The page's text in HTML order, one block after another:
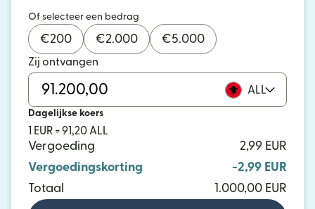
Of selecteer een bedrag
€200 €2.000 €5.000
Zij ontvangen
ALL
Dagelijkse koers
1 EUR = 91,20 ALL
Vergoeding
2,99 EUR
Vergoedingskorting
-2,99 EUR
Totaal
1.000,00 EUR